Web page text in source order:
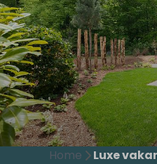
Home Luxe